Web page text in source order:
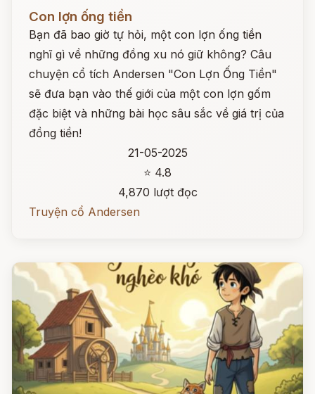
Con lợn ống tiền
Bạn đã bao giờ tự hỏi, một con lợn ống tiền
nghĩ gì về những đồng xu nó giữ không? Câu
chuyện cổ tích Andersen "Con Lợn Ống Tiền"
sẽ đưa bạn vào thế giới của một con lợn gốm
đặc biệt và những bài học sâu sắc về giá trị của
đồng tiền!
21-05-2025
⭐ 4.8
4,870 lượt đọc
Truyện cổ Andersen